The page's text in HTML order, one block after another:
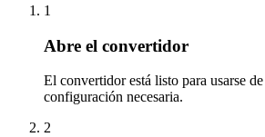
1
Abre el convertidor
El convertidor está listo para usarse
configuración necesaria.
2